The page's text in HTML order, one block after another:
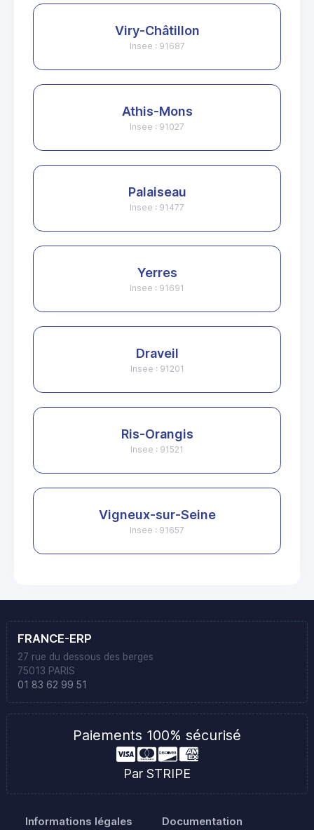
Viry-Châtillon
Insee : 91687
Athis-Mons
Insee : 91027
Palaiseau
Insee : 91477
Yerres
Insee : 91691
Draveil
Insee : 91201
Ris-Orangis
Insee : 91521
Vigneux-sur-Seine
Insee : 91657
FRANCE-ERP
27 rue du dessous des berges
75013 PARIS
01 83 62 99 51
Paiements 100% sécurisé
Par STRIPE
Informations légales Documentation